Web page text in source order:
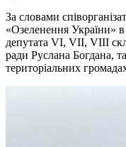
За словами
«Озеленення України»
депутата VI, VII, VIII
ради Руслана Богдана,
територіальних